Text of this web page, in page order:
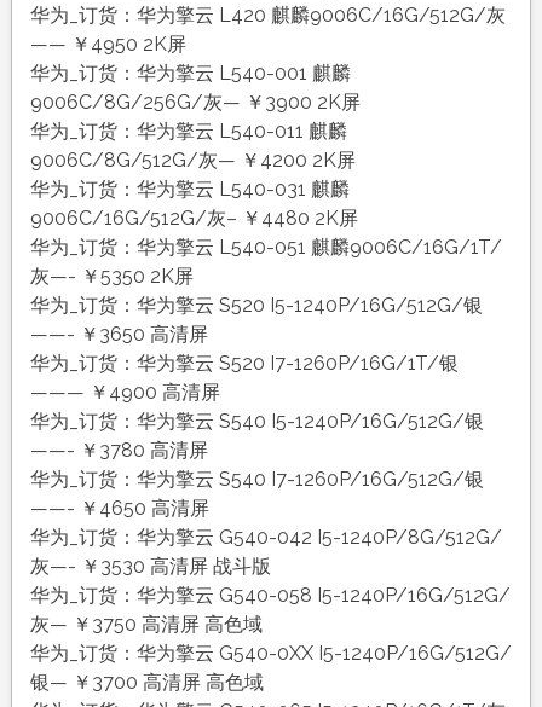
华为_订货：华为擎云 L420 麒麟9006C/16G/512G/灰
—— ￥4950 2K屏
华为_订货：华为擎云 L540-001 麒麟
9006C/8G/256G/灰— ￥3900 2K屏
华为_订货：华为擎云 L540-011 麒麟
9006C/8G/512G/灰— ￥4200 2K屏
华为_订货：华为擎云 L540-031 麒麟
9006C/16G/512G/灰– ￥4480 2K屏
华为_订货：华为擎云 L540-051 麒麟9006C/16G/1T/
灰—- ￥5350 2K屏
华为_订货：华为擎云 S520 I5-1240P/16G/512G/银
——- ￥3650 高清屏
华为_订货：华为擎云 S520 I7-1260P/16G/1T/银
——— ￥4900 高清屏
华为_订货：华为擎云 S540 I5-1240P/16G/512G/银
——- ￥3780 高清屏
华为_订货：华为擎云 S540 I7-1260P/16G/512G/银
——- ￥4650 高清屏
华为_订货：华为擎云 G540-042 I5-1240P/8G/512G/
灰—- ￥3530 高清屏 战斗版
华为_订货：华为擎云 G540-058 I5-1240P/16G/512G/
灰— ￥3750 高清屏 高色域
华为_订货：华为擎云 G540-0XX I5-1240P/16G/512G/
银— ￥3700 高清屏 高色域